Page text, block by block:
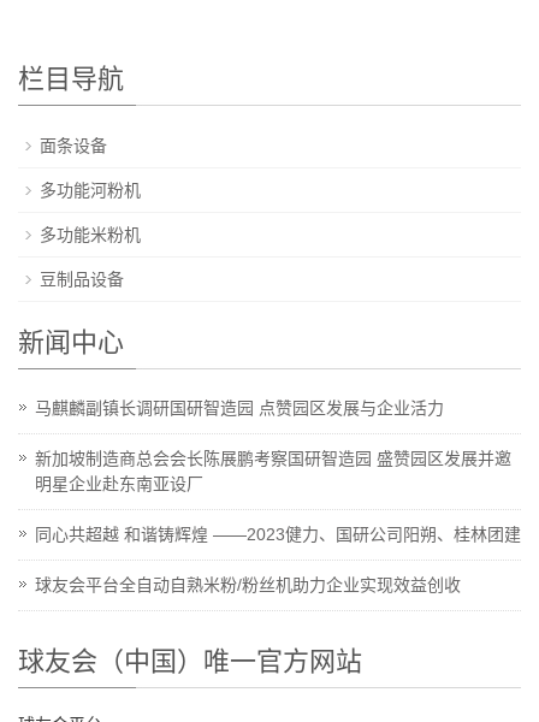
栏目导航
面条设备
多功能河粉机
多功能米粉机
豆制品设备
新闻中心
马麒麟副镇长调研国研智造园 点赞园区发展与企业活力
新加坡制造商总会会长陈展鹏考察国研智造园 盛赞园区发展并邀
明星企业赴东南亚设厂
同心共超越 和谐铸辉煌 ——2023健力、国研公司阳朔、桂林团建
球友会平台全自动自熟米粉/粉丝机助力企业实现效益创收
球友会（中国）唯一官方网站